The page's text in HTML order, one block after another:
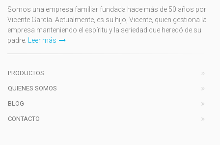
Somos una empresa familiar fundada hace más de 50 años por
Vicente García. Actualmente, es su hijo, Vicente, quien gestiona la
empresa manteniendo el espíritu y la seriedad que heredó de su
padre.
Leer más
PRODUCTOS
QUIENES SOMOS
BLOG
CONTACTO